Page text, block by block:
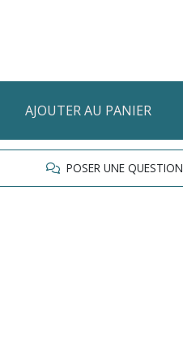
AJOUTER AU PANIER
POSER UNE QUESTION